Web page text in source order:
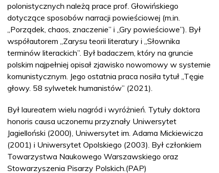
polonistycznych należą prace prof. Głowińskiego
dotyczące sposobów narracji powieściowej (m.in.
„Porządek, chaos, znaczenie” i „Gry powieściowe”). Był
współautorem „Zarysu teorii literatury i „Słownika
terminów literackich”. Był badaczem, który na gruncie
polskim najpełniej opisał zjawisko nowomowy w systemie
komunistycznym. Jego ostatnia praca nosiła tytuł „Tęgie
głowy. 58 sylwetek humanistów” (2021).
Był laureatem wielu nagród i wyróżnień. Tytuły doktora
honoris causa uczonemu przyznały Uniwersytet
Jagielloński (2000), Uniwersytet im. Adama Mickiewicza
(2001) i Uniwersytet Opolskiego (2003). Był członkiem
Towarzystwa Naukowego Warszawskiego oraz
Stowarzyszenia Pisarzy Polskich.(PAP)